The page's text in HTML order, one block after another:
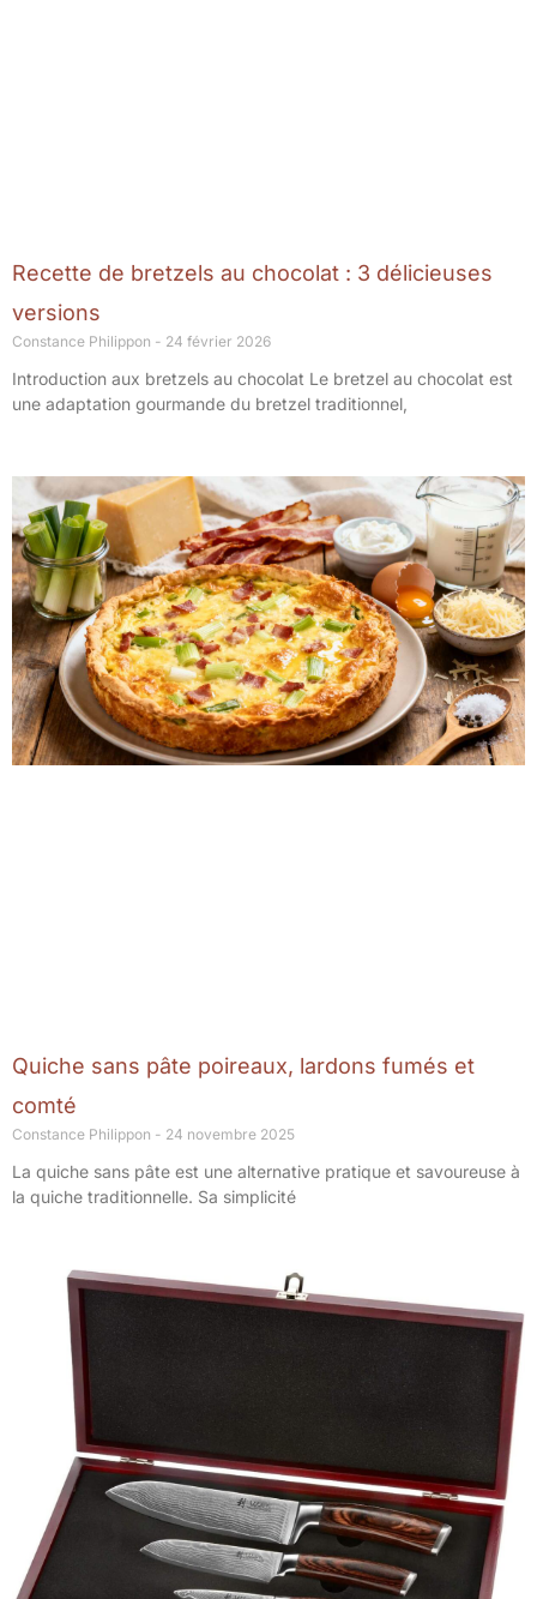
Recette de bretzels au chocolat : 3 délicieuses
versions
Constance Philippon 24 février 2026
Introduction aux bretzels au chocolat Le bretzel au chocolat est
une adaptation gourmande du bretzel traditionnel,
Quiche sans pâte poireaux, lardons fumés et
comté
Constance Philippon 24 novembre 2025
La quiche sans pâte est une alternative pratique et savoureuse à
la quiche traditionnelle. Sa simplicité